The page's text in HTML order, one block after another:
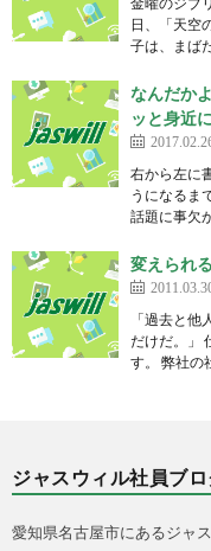
日、「天空
子は、まば
なんだか
ッと身近
右から左に
うになるま
話題に事欠
変えられ
「過去と
だけだ。」
す。 弊社の
ジャスウィル社員ブ
愛知県名古屋市にあるジャ